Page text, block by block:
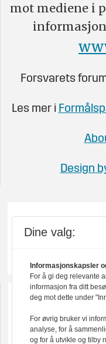
mot mediene i
Forsvarets
Les mer i
Design
Dine valg:
Informasjonskapsler
For å gi deg relevante
informasjon fra ditt
deg mot dette under
For øvrig bruker vi
analyse, for å
og for å utvikle og tilby